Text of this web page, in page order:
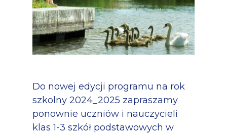
Do nowej edycji programu na rok
szkolny 2024_2025 zapraszamy
ponownie uczniów i nauczycieli
klas 1-3 szkół podstawowych w